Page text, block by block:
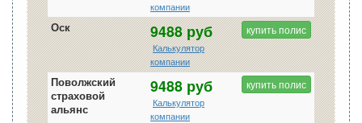
компании
Оск 9488 руб
Калькулятор
компании
купить полис
Поволжский
страховой
альянс
9488 руб
Калькулятор
компании
купить полис